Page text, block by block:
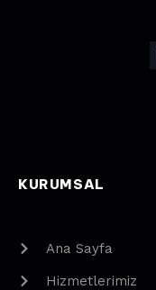
KURUMSAL
Ana Sayfa
Hizmetlerimiz